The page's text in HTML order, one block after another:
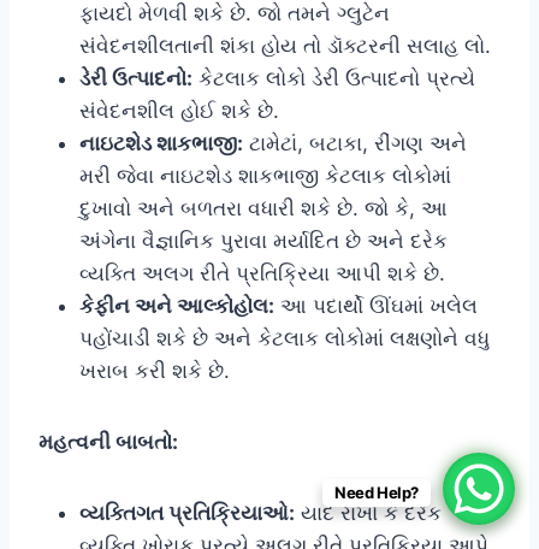
ફાયદો મેળવી શકે છે. જો તમને ગ્લુટેન
સંવેદનશીલતાની શંકા હોય તો ડૉક્ટરની સલાહ લો.
ડેરી ઉત્પાદનો: કેટલાક લોકો ડેરી ઉત્પાદનો પ્રત્યે
સંવેદનશીલ હોઈ શકે છે.
નાઇટશેડ શાકભાજી: ટામેટાં, બટાકા, રીંગણ અને
મરી જેવા નાઇટશેડ શાકભાજી કેટલાક લોકોમાં
દુખાવો અને બળતરા વધારી શકે છે. જો કે, આ
અંગેના વૈજ્ઞાનિક પુરાવા મર્યાદિત છે અને દરેક
વ્યક્તિ અલગ રીતે પ્રતિક્રિયા આપી શકે છે.
કેફીન અને આલ્કોહોલ: આ પદાર્થો ઊંઘમાં ખલેલ
પહોંચાડી શકે છે અને કેટલાક લોકોમાં લક્ષણોને વધુ
ખરાબ કરી શકે છે.
મહત્વની બાબતો:
વ્યક્તિગત પ્રતિક્રિયાઓ: યાદ રાખો કે દરેક
Need Help?